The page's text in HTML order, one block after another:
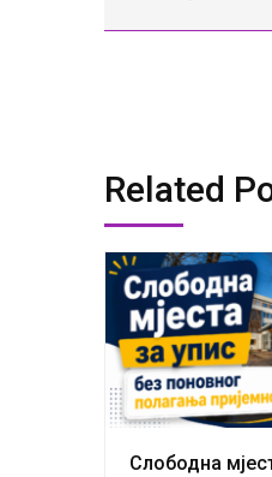
Related
Слободна